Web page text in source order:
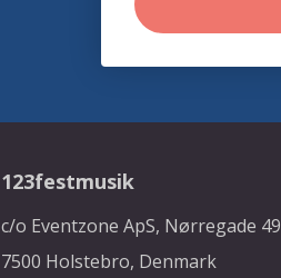
123festmusik
c/o Eventzone ApS, Nørregade 49
7500 Holstebro, Denmark